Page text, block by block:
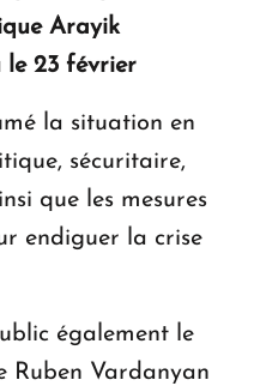
Arayik
le 23 février
la situation en
sécuritaire,
que les mesures
endiguer la crise
également le
Ruben Vardanyan